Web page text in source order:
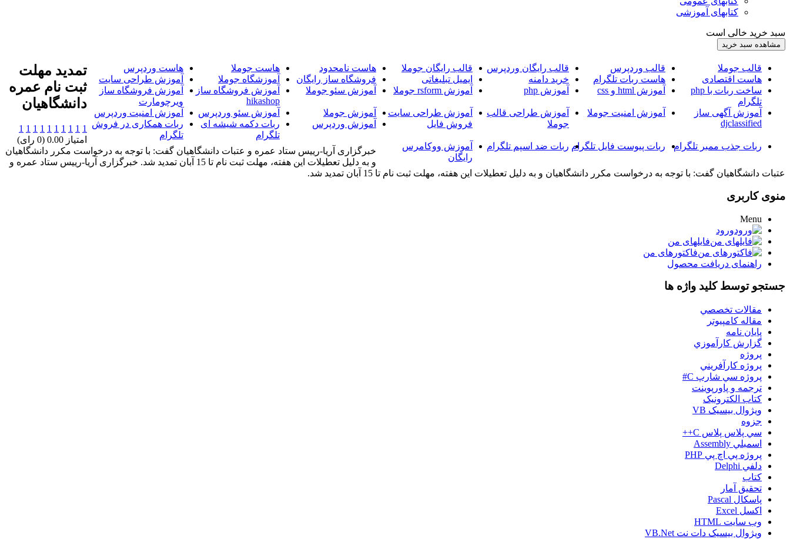
کتابهای آموزشی
سبد خرید خالی است
قالب جوملا قالب وردپرس قالب رایگان وردپرس قالب رایگان جوملا هاست نامحدود هاست جوملا
هاست وردپرس
هاست اقتصادی
هاست ربات تلگرام خرید دامنه ایمیل تبلیغاتی فروشگاه ساز رایگان آموزشگاه جوملا
آموزش طراحی سایت
ساخت ربات با php
تلگرام
آموزش html و css آموزش php آموزش rsform جوملا آموزش سئو جوملا
آموزش فروشگاه ساز
hikashop
آموزش فروشگاه ساز
ویرچومارت
آموزش آگهی ساز
djclassified
آموزش امنیت جوملا
آموزش طراحی قالب
جوملا
آموزش طراحی سایت
فروش فایل
آموزش جوملا آموزش سئو وردپرس
آموزش امنیت وردپرس
آموزش وردپرس
ربات دکمه شیشه ای
تلگرام
ربات همکاری در فروش
تلگرام
ربات جذب ممبر تلگرام
ربات پیوست فایل تلگرام ربات ضد اسپم تلگرام
آموزش ووکامرس
رایگان
تمديد مهلت
ثبت نام عمره
دانشگاهيان
1
1
1
1
1
1
1
1
1
1
امتیاز 0.00 (0 رای)
خبرگزاری آریا-رییس ستاد عمره و عتبات دانشگاهیان گفت: با توجه به درخواست مکرر دانشگاهیان
و به دلیل تعطیلات این هفته، مهلت ثبت نام تا 15 آبان تمدید شد. خبرگزاری آریا-رییس ستاد عمره و
عتبات دانشگاهیان گفت: با توجه به درخواست مکرر دانشگاهیان و به دلیل تعطیلات این هفته، مهلت ثبت نام تا 15 آبان تمدید شد.
منوی کاربری
Menu
ورود
فایلهای من
فاکتورهای من
راهنمای دریافت محصول
جستجو توسط کلید واژه ها
مقالات تخصصي
مقاله کامپیوتر
پایان نامه
گزارش کارآموزي
پروژه
پروژه کارآفريني
پروژه سي شارپ C#
ترجمه و پاورپوينت
کتاب الکترونيک
ويژوال بيسيک VB
جزوه
سي پلاس پلاس C++
اسمبلي Assembly
پروژه پي اچ پي PHP
دلفي Delphi
کتاب
تحقيق آمار
پاسکال Pascal
اکسل Excel
وب سايت HTML
ويژوال بيسيک دات نت VB.Net